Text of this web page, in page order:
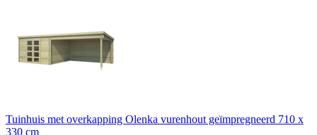
Tuinhuis met overkapping Olenka vurenhout geïmpregneerd 710 x
330 cm